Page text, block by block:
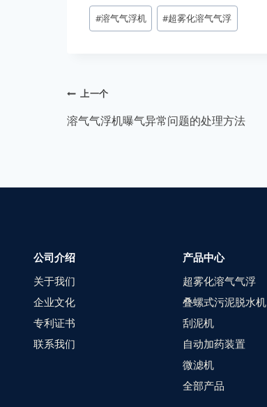
#溶气气浮机 #超雾化溶气气浮
上一个
溶气气浮机曝气异常问题的处理方法
公司介绍
关于我们
企业文化
专利证书
联系我们
产品中心
超雾化溶气气浮
叠螺式污泥脱水机
刮泥机
自动加药装置
微滤机
全部产品